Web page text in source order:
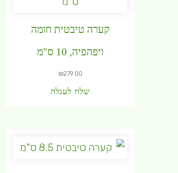
קערה טיבטית חומה
ויפהפיה, 10 ס"מ
₪279.00
שלח לעגלה